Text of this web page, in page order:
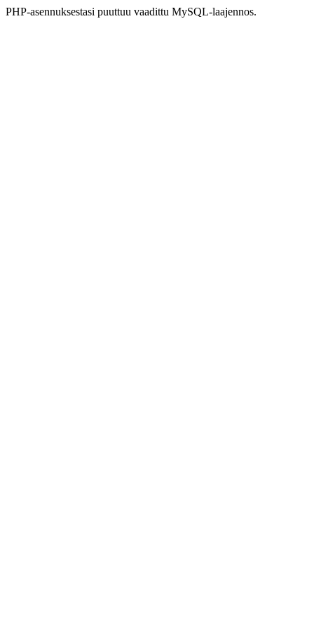
PHP-asennuksestasi puuttuu vaadittu MySQL-laajennos.